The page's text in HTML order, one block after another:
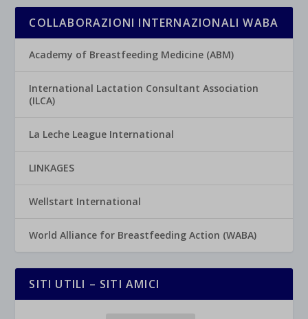
COLLABORAZIONI INTERNAZIONALI WABA
Academy of Breastfeeding Medicine (ABM)
International Lactation Consultant Association
(ILCA)
La Leche League International
LINKAGES
Wellstart International
World Alliance for Breastfeeding Action (WABA)
SITI UTILI – SITI AMICI